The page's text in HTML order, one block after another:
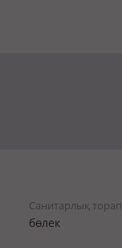
Санитарлық торап
бөлек